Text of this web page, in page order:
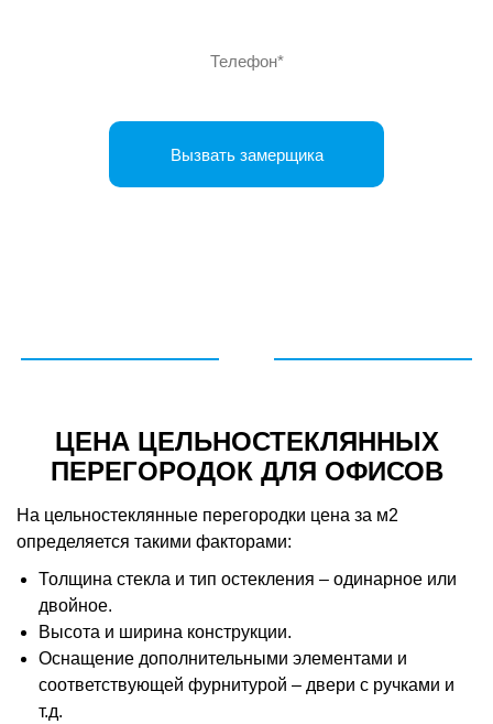
ЦЕНА ЦЕЛЬНОСТЕКЛЯННЫХ
ПЕРЕГОРОДОК ДЛЯ ОФИСОВ
На цельностеклянные перегородки цена за м2
определяется такими факторами:
Толщина стекла и тип остекления – одинарное или
двойное.
Высота и ширина конструкции.
Оснащение дополнительными элементами и
соответствующей фурнитурой – двери с ручками и
т.д.